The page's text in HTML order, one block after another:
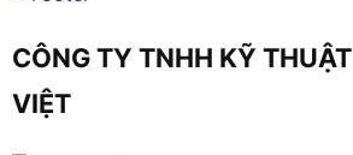
CÔNG TY TNHH KỸ
VIỆT